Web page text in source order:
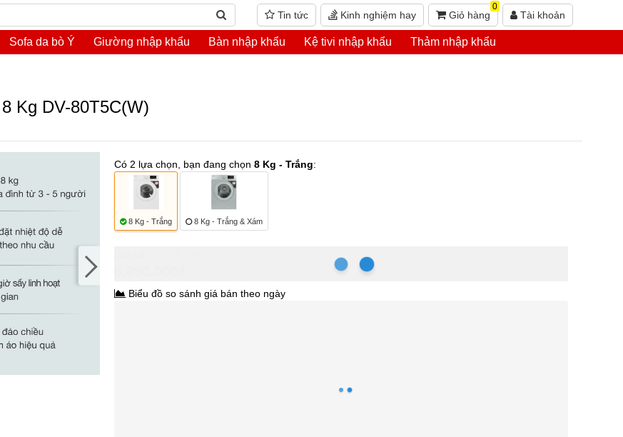
Tin tức Kinh nghiệm hay Giỏ hàng
0
Tài khoản
Sofa da bò Ý Giường nhập khẩu Bàn nhập khẩu Kệ tivi nhập khẩu Thảm nhập khẩu
Kg DV-80T5C(W)
Có 2 lựa chọn, bạn đang chọn 8 Kg - Trắng:
8 Kg - Trắng 8 Kg - Trắng & Xám
Biểu đồ so sánh giá bán theo ngày